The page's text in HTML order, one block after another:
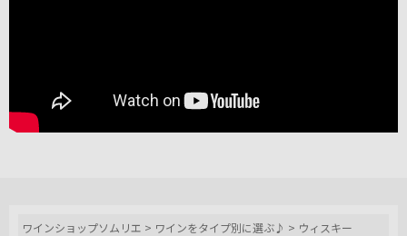
ワインショップソムリエ > ワインをタイプ別に選ぶ♪ > ウィスキー